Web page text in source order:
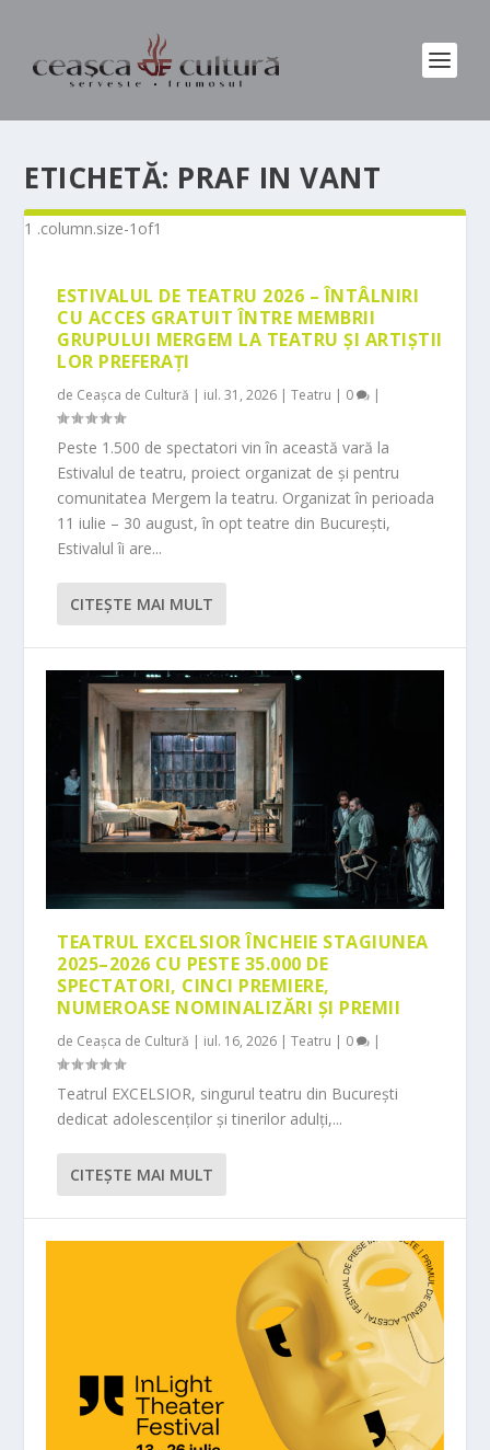
ETICHETĂ: PRAF IN VANT
ESTIVALUL DE TEATRU 2026 – ÎNTÂLNIRI
CU ACCES GRATUIT ÎNTRE MEMBRII
GRUPULUI MERGEM LA TEATRU ȘI ARTIȘTII
LOR PREFERAȚI
de Ceașca de Cultură | iul. 31, 2026 |Teatru | 0 |
Peste 1.500 de spectatori vin în această vară la
Estivalul de teatru, proiect organizat de și pentru
comunitatea Mergem la teatru. Organizat în perioada
11 iulie – 30 august, în opt teatre din București,
Estivalul îi are...
CITEŞTE MAI MULT
TEATRUL EXCELSIOR ÎNCHEIE STAGIUNEA
2025–2026 CU PESTE 35.000 DE
SPECTATORI, CINCI PREMIERE,
NUMEROASE NOMINALIZĂRI ȘI PREMII
de Ceașca de Cultură | iul. 16, 2026 |Teatru | 0 |
Teatrul EXCELSIOR, singurul teatru din București
dedicat adolescenților și tinerilor adulți,...
CITEŞTE MAI MULT